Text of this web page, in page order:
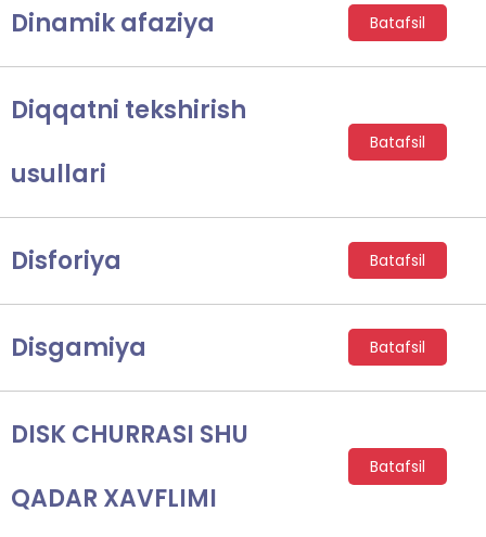
Dinamik afaziya Batafsil
Diqqatni tekshirish
usullari
Batafsil
Disforiya Batafsil
Disgamiya Batafsil
DISK CHURRASI SHU
QADAR XAVFLIMI
Batafsil